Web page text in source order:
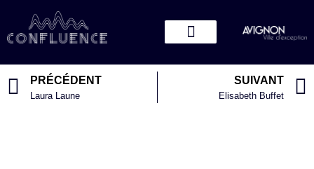
PRÉCÉDENT
Laura Laune
SUIVANT
Elisabeth Buffet